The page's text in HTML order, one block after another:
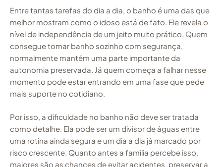
Entre tantas tarefas do dia a dia, o banho é uma das que
melhor mostram como o idoso está de fato. Ele revela o
nível de independência de um jeito muito prático. Quem
consegue tomar banho sozinho com segurança,
normalmente mantém uma parte importante da
autonomia preservada. Já quem começa a falhar nesse
momento pode estar entrando em uma fase que pede
mais suporte no cotidiano.
Por isso, a dificuldade no banho não deve ser tratada
como detalhe. Ela pode ser um divisor de águas entre
uma rotina ainda segura e um dia a dia já marcado por
risco crescente. Quanto antes a família percebe isso,
maiores são as chances de evitar acidentes, preservar a